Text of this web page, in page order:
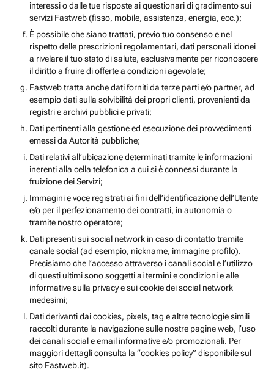
interessi o dalle tue risposte ai questionari di gradimento sui
servizi Fastweb (fisso, mobile, assistenza, energia, ecc.);
È possibile che siano trattati, previo tuo consenso e nel
rispetto delle prescrizioni regolamentari, dati personali idonei
a rivelare il tuo stato di salute, esclusivamente per riconoscere
il diritto a fruire di offerte a condizioni agevolate;
Fastweb tratta anche dati forniti da terze parti e/o partner, ad
esempio dati sulla solvibilità dei propri clienti, provenienti da
registri e archivi pubblici e privati;
Dati pertinenti alla gestione ed esecuzione dei provvedimenti
emessi da Autorità pubbliche;
Dati relativi all’ubicazione determinati tramite le informazioni
inerenti alla cella telefonica a cui si è connessi durante la
fruizione dei Servizi;
Immagini e voce registrati ai fini dell’identificazione dell’Utente
e/o per il perfezionamento dei contratti, in autonomia o
tramite nostro operatore;
Dati presenti sui social network in caso di contatto tramite
canale social (ad esempio, nickname, immagine profilo).
Precisiamo che l’accesso attraverso i canali social e l’utilizzo
di questi ultimi sono soggetti ai termini e condizioni e alle
informative sulla privacy e sui cookie dei social network
medesimi;
Dati derivanti dai cookies, pixels, tag e altre tecnologie simili
raccolti durante la navigazione sulle nostre pagine web, l’uso
dei canali social e email informative e/o promozionali. Per
maggiori dettagli consulta la “cookies policy” disponibile sul
sito Fastweb.it).